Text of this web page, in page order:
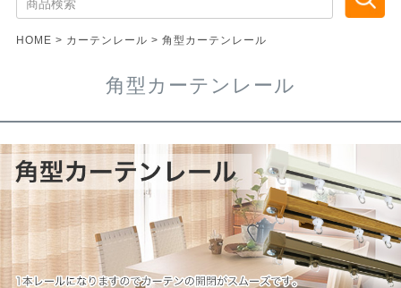
HOME カーテンレール 角型カーテンレール
角型カーテンレール